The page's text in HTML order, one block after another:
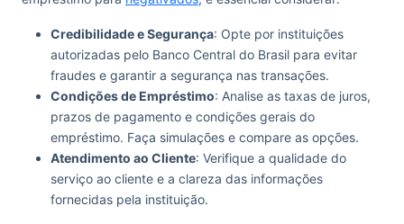
Credibilidade e Segurança: Opte por instituições
autorizadas pelo Banco Central do Brasil para evitar
fraudes e garantir a segurança nas transações.
Condições de Empréstimo: Analise as taxas de juros,
prazos de pagamento e condições gerais do
empréstimo. Faça simulações e compare as opções.
Atendimento ao Cliente: Verifique a qualidade do
serviço ao cliente e a clareza das informações
fornecidas pela instituição.